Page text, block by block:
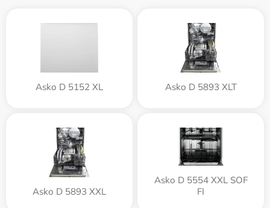
Asko D 5152 XL Asko D 5893 XLT
Asko D 5893 XXL
Asko D 5554 XXL SOF
FI